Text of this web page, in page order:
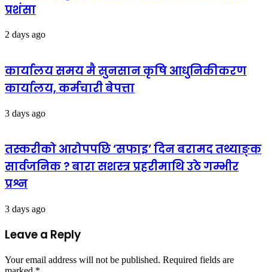
प्रशंसा
2 days ago
कार्यालय समय मै सुनसान कृषि आधुनिकीकरण
कार्यालय, कर्मचारी बेपत्ता
3 days ago
तस्करीको आरोपपछि ‘सफाइ’ दिन बरामद तथ्याङ्क
सार्वजनिक ? बारा सशस्त्र प्रहरीमाथि उठे गम्भीर
प्रश्न
3 days ago
Leave a Reply
Your email address will not be published. Required fields are